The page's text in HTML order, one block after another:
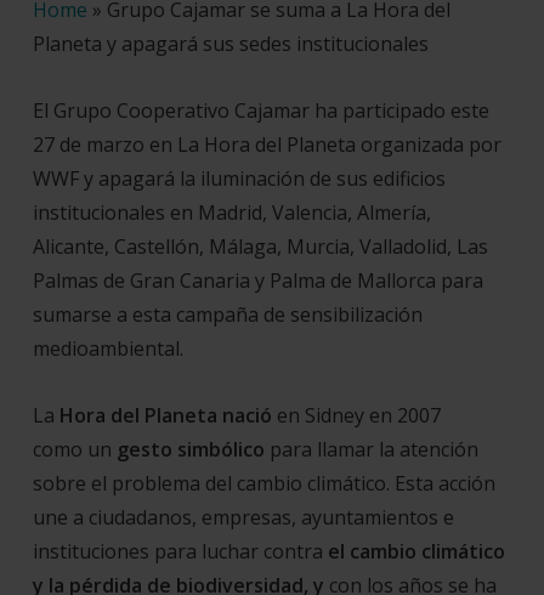
Home » Grupo Cajamar se suma a La Hora del
Planeta y apagará sus sedes institucionales
El Grupo Cooperativo Cajamar ha participado este
27 de marzo en La Hora del Planeta organizada por
WWF y apagará la iluminación de sus edificios
institucionales en Madrid, Valencia, Almería,
Alicante, Castellón, Málaga, Murcia, Valladolid, Las
Palmas de Gran Canaria y Palma de Mallorca para
sumarse a esta campaña de sensibilización
medioambiental.
La Hora del Planeta nació en Sidney en 2007
como un gesto simbólico para llamar la atención
sobre el problema del cambio climático. Esta acción
une a ciudadanos, empresas, ayuntamientos e
instituciones para luchar contra el cambio climático
y la pérdida de biodiversidad, y con los años se ha